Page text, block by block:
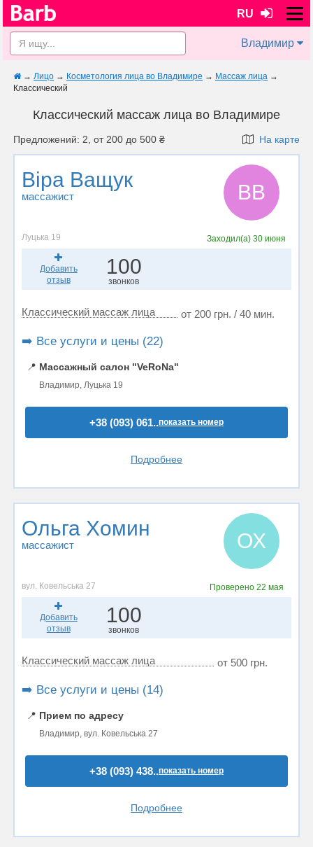
RU
Владимир
→ Лицо → Косметология лица во Владимире → Массаж лица →
Классический
Классический массаж лица во Владимире
Предложений: 2, от 200 до 500 ₴ На карте
Віра Ващук
массажист ВВ
Луцька 19 Заходил(а)30 июня
Добавить
отзыв
100
звонков
Классический массаж лица от 200 грн. / 40 мин.
➡️ Все услуги и цены (22)
📍 Массажный салон "VeRoNa"
Владимир, Луцька 19
+38 (093) 061..показать номер
Подробнее
Ольга Хомин
массажист ОХ
вул. Ковельська 27 Проверено 22 мая
Добавить
отзыв
100
звонков
Классический массаж лица от 500 грн.
➡️ Все услуги и цены (14)
📍 Прием по адресу
Владимир, вул. Ковельська 27
+38 (093) 438..показать номер
Подробнее